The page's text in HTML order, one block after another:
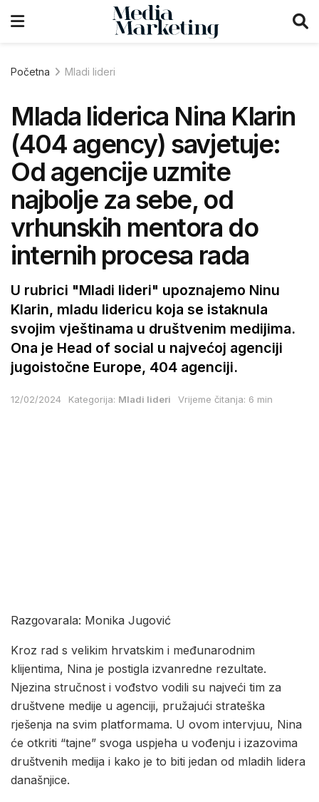
Početna Mladi lideri
Mlada liderica Nina Klarin
(404 agency) savjetuje:
Od agencije uzmite
najbolje za sebe, od
vrhunskih mentora do
internih procesa rada
U rubrici "Mladi lideri" upoznajemo Ninu
Klarin, mladu lidericu koja se istaknula
svojim vještinama u društvenim medijima.
Ona je Head of social u najvećoj agenciji
jugoistočne Europe, 404 agenciji.
12/02/2024 Kategorija: Mladi lideri Vrijeme čitanja: 6 min
Razgovarala: Monika Jugović
Kroz rad s velikim hrvatskim i međunarodnim
klijentima, Nina je postigla izvanredne rezultate.
Njezina stručnost i vođstvo vodili su najveći tim za
društvene medije u agenciji, pružajući strateška
rješenja na svim platformama. U ovom intervjuu, Nina
će otkriti “tajne” svoga uspjeha u vođenju i izazovima
društvenih medija i kako je to biti jedan od mladih lidera
današnjice.